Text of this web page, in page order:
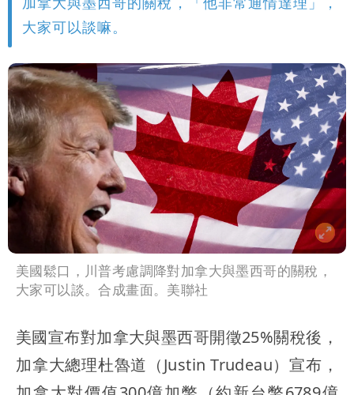
大家可以談嘛。
美國鬆口，川普考慮調降對加拿大與墨西哥的關稅，
大家可以談。合成畫面。美聯社
美國宣布對加拿大與墨西哥開徵25%關稅後，
加拿大總理杜魯道（Justin Trudeau）宣布，